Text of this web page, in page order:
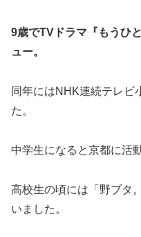
9歳でTVドラマ『もうひ
ュー。
同年にはNHK連続テレビ
た。
中学生になると京都に活
高校生の頃には「野ブタ
いました。